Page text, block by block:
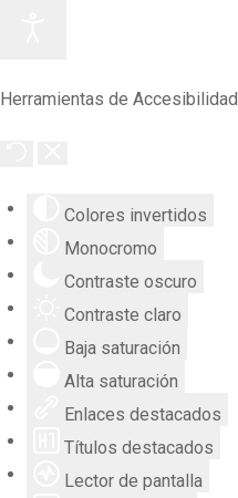
Herramientas de Accesibilidad
Colores invertidos
Monocromo
Contraste oscuro
Contraste claro
Baja saturación
Alta saturación
Enlaces destacados
Títulos destacados
Lector de pantalla